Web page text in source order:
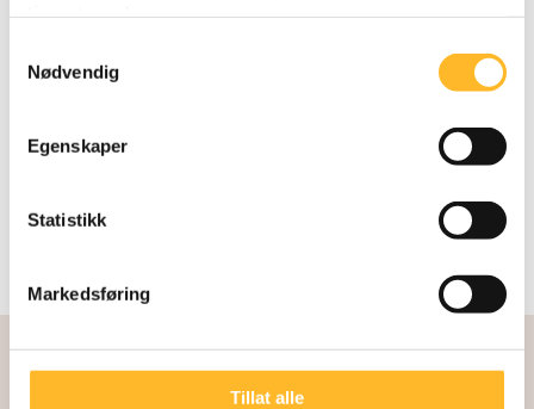
Nødvendig
Egenskaper
Statistikk
Markedsføring
Tillat alle